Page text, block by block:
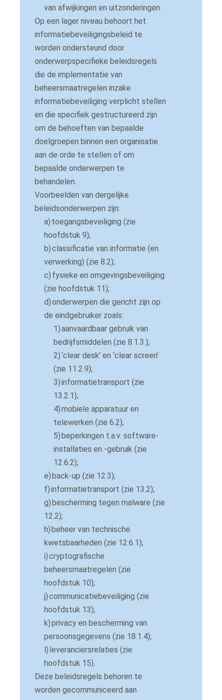
van afwijkingen en uitzonderingen.
Op een lager niveau behoort het
informatiebeveiligingsbeleid te
worden ondersteund door
onderwerpspecifieke beleidsregels
die de implementatie van
beheersmaatregelen inzake
informatiebeveiliging verplicht stellen
en die specifiek gestructureerd zijn
om de behoeften van bepaalde
doelgroepen binnen een organisatie
aan de orde te stellen of om
bepaalde onderwerpen te
behandelen.
Voorbeelden van dergelijke
beleidsonderwerpen zijn:
a) toegangsbeveiliging (zie
hoofdstuk 9);
b)classificatie van informatie (en
verwerking) (zie 8.2);
c) fysieke en omgevingsbeveiliging
(zie hoofdstuk 11);
d)onderwerpen die gericht zijn op
de eindgebruiker zoals:
1)aanvaardbaar gebruik van
bedrijfsmiddelen (zie 8.1.3.);
2)‘clear desk’ en ‘clear screen’
(zie 11.2.9);
3)informatietransport (zie
13.2.1);
4)mobiele apparatuur en
telewerken (zie 6.2);
5) beperkingen t.a.v. software-
installaties en -gebruik (zie
12.6.2);
e) back-up (zie 12.3);
f)informatietransport (zie 13.2);
g) bescherming tegen malware (zie
12.2);
h) beheer van technische
kwetsbaarheden (zie 12.6.1);
i)cryptografische
beheersmaatregelen (zie
hoofdstuk 10);
j)communicatiebeveiliging (zie
hoofdstuk 13);
k)privacy en bescherming van
persoonsgegevens (zie 18.1.4);
l) leveranciersrelaties (zie
hoofdstuk 15).
Deze beleidsregels behoren te
worden gecommuniceerd aan